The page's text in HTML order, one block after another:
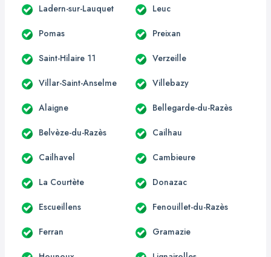
Ladern-sur-Lauquet Leuc
Pomas Preixan
Saint-Hilaire 11 Verzeille
Villar-Saint-Anselme Villebazy
Alaigne Bellegarde-du-Razès
Belvèze-du-Razès Cailhau
Cailhavel Cambieure
La Courtète Donazac
Escueillens Fenouillet-du-Razès
Ferran Gramazie